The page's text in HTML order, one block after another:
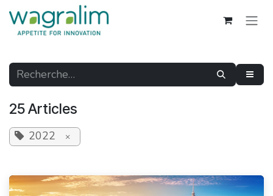
Se rendre au contenu
25 Articles
2022 ×